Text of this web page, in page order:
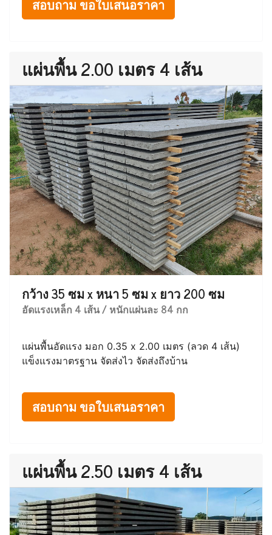
สอบถาม ขอใบเสนอราคา
แผ่นพื้น 2.00 เมตร 4 เส้น
กว้าง 35 ซม x หนา 5 ซม x ยาว 200 ซม
อัดแรงเหล็ก 4 เส้น / หนักแผ่นละ 84 กก
แผ่นพื้นอัดแรง มอก 0.35 x 2.00 เมตร (ลวด 4 เส้น)
แข็งแรงมาตรฐาน จัดส่งไว จัดส่งถึงบ้าน
สอบถาม ขอใบเสนอราคา
แผ่นพื้น 2.50 เมตร 4 เส้น